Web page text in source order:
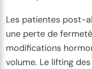
Les patientes post-
une perte de
modifications
volume. Le lifting